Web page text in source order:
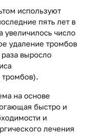
используют
пять лет в
увеличилось число
удаление тромбов
выросло
на основе
быстро и
и
лечения